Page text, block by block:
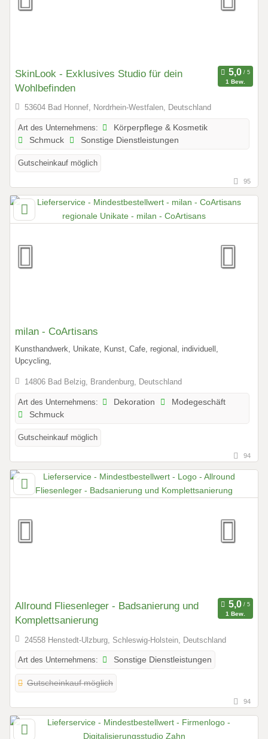
SkinLook - Exklusives Studio für dein
Wohlbefinden
1 Bew.
53604 Bad Honnef, Nordrhein-Westfalen, Deutschland
Art des Unternehmens:
Körperpflege & Kosmetik
Schmuck
Sonstige Dienstleistungen
Gutscheinkauf möglich
95
milan - CoArtisans
Kunsthandwerk, Unikate, Kunst, Cafe, regional, individuell,
Upcycling,
14806 Bad Belzig, Brandenburg, Deutschland
Art des Unternehmens: Dekoration
Modegeschäft
Schmuck
Gutscheinkauf möglich
94
Allround Fliesenleger - Badsanierung und
Komplettsanierung
1 Bew.
24558 Henstedt-Ulzburg, Schleswig-Holstein, Deutschland
Art des Unternehmens: Sonstige Dienstleistungen
Gutscheinkauf möglich
94